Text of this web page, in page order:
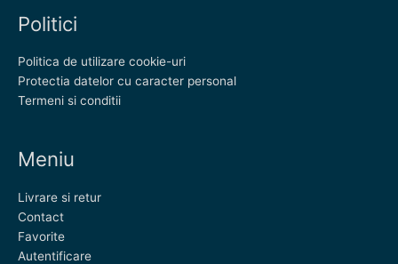
Politici
Politica de utilizare cookie-uri
Protectia datelor cu caracter personal
Termeni si conditii
Meniu
Livrare si retur
Contact
Favorite
Autentificare